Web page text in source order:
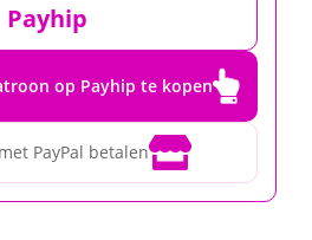
Payhip
op Payhip te kopen
PayPal betalen